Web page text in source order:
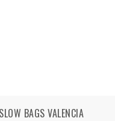
BAGS VALENCIA